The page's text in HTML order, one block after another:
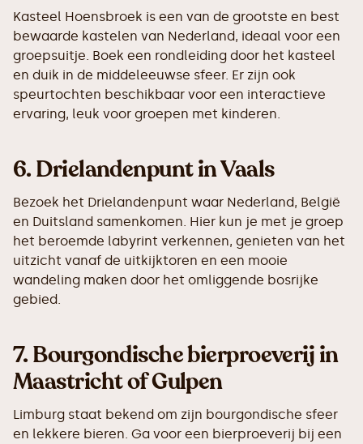
Kasteel Hoensbroek is een van de grootste en best
bewaarde kastelen van Nederland, ideaal voor een
groepsuitje. Boek een rondleiding door het kasteel
en duik in de middeleeuwse sfeer. Er zijn ook
speurtochten beschikbaar voor een interactieve
ervaring, leuk voor groepen met kinderen.
6.Drielandenpunt in Vaals
Bezoek het Drielandenpunt waar Nederland, België
en Duitsland samenkomen. Hier kun je met je groep
het beroemde labyrint verkennen, genieten van het
uitzicht vanaf de uitkijktoren en een mooie
wandeling maken door het omliggende bosrijke
gebied.
7.Bourgondische bierproeverij in
Maastricht of Gulpen
Limburg staat bekend om zijn bourgondische sfeer
en lekkere bieren. Ga voor een bierproeverij bij een